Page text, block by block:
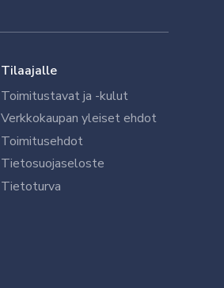
Tilaajalle
Toimitustavat ja -kulut
Verkkokaupan yleiset ehdot
Toimitusehdot
Tietosuojaseloste
Tietoturva